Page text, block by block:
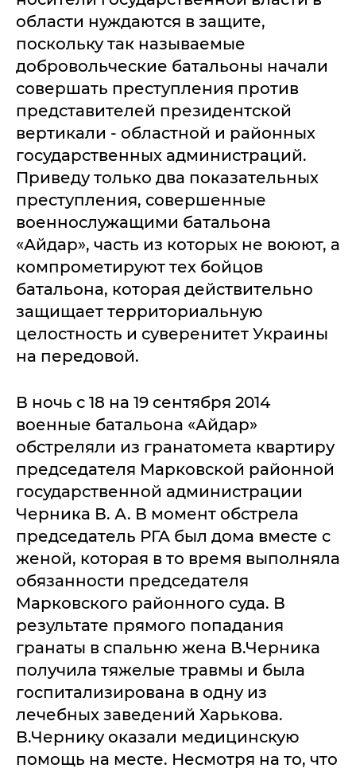
области нуждаются в защите,
поскольку так называемые
добровольческие батальоны начали
совершать преступления против
представителей президентской
вертикали - областной и районных
государственных администраций.
Приведу только два показательных
преступления, совершенные
военнослужащими батальона
«Айдар», часть из которых не воюют, а
компрометируют тех бойцов
батальона, которая действительно
защищает территориальную
целостность и суверенитет Украины
на передовой.
В ночь с 18 на 19 сентября 2014
военные батальона «Айдар»
обстреляли из гранатомета квартиру
председателя Марковской районной
государственной администрации
Черника В. А. В момент обстрела
председатель РГА был дома вместе с
женой, которая в то время выполняла
обязанности председателя
Марковского районного суда. В
результате прямого попадания
гранаты в спальню жена В.Черника
получила тяжелые травмы и была
госпитализирована в одну из
лечебных заведений Харькова.
В.Чернику оказали медицинскую
помощь на месте. Несмотря на то, что